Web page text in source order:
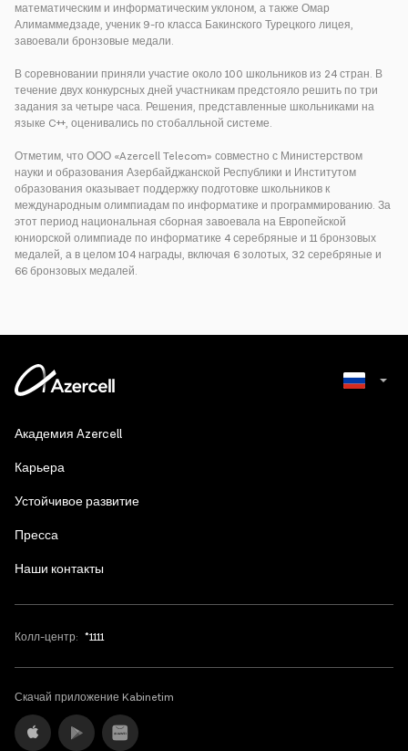
математическим и информатическим уклоном, а также Омар
Алимаммедзаде, ученик 9-го класса Бакинского Турецкого лицея,
завоевали бронзовые медали.
В соревновании приняли участие около 100 школьников из 24 стран. В
течение двух конкурсных дней участникам предстояло решить по три
задания за четыре часа. Решения, представленные школьниками на
языке C++, оценивались по стобалльной системе.
Отметим, что ООО «Azercell Telecom» совместно с Министерством
науки и образования Азербайджанской Республики и Институтом
образования оказывает поддержку подготовке школьников к
международным олимпиадам по информатике и программированию. За
этот период национальная сборная завоевала на Европейской
юниорской олимпиаде по информатике 4 серебряные и 11 бронзовых
медалей, а в целом 104 награды, включая 6 золотых, 32 серебряные и
66 бронзовых медалей.
Академия Azercell
Карьера
Устойчивое развитие
Пресса
Наши контакты
Колл-центр: *1111
Скачай приложение Kabinetim